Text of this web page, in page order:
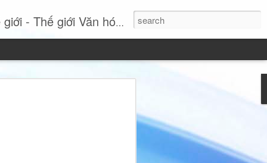
giới Văn hóa Online